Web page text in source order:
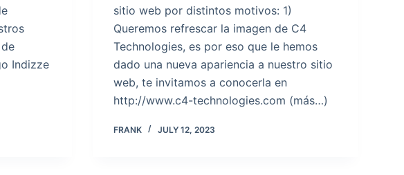
Indizze
sitio web por distintos motivos: 1)
Queremos refrescar la imagen de C4
Technologies, es por eso que le hemos
dado una nueva apariencia a nuestro sitio
web, te invitamos a conocerla en
http://www.c4-technologies.com (más…)
FRANK JULY 12, 2023